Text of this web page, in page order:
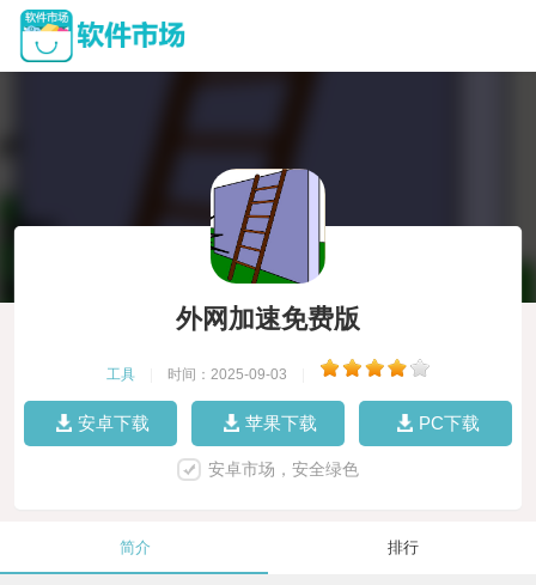
外网加速免费版
工具 时间：2025-09-03
安卓下载 苹果下载 PC下载
安卓市场，安全绿色
简介 排行